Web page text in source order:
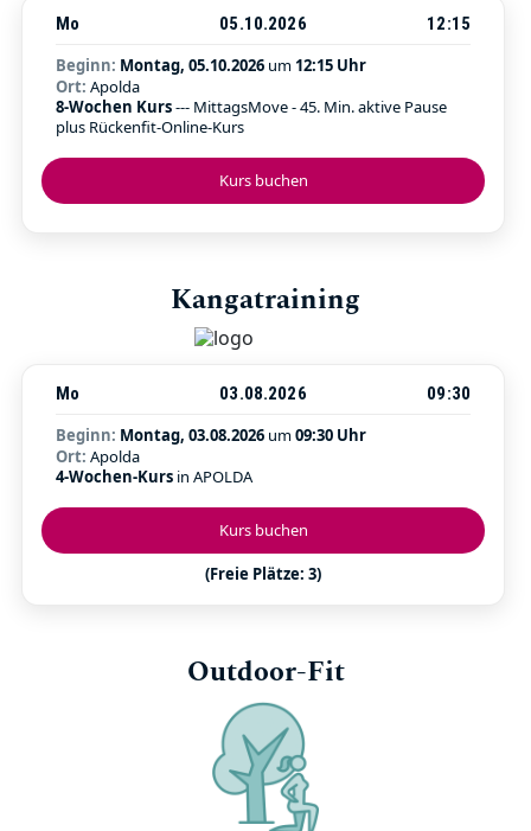
Kurs buchen
Mo 05.10.2026
12:15
Beginn: Montag, 05.10.2026 um 12:15 Uhr
Ort: Apolda
8-Wochen Kurs--- MittagsMove - 45. Min. aktive Pause
plus Rückenfit-Online-Kurs
Kangatraining
Kurs buchen
(Freie Plätze: 3)
Mo 03.08.2026
09:30
Beginn: Montag, 03.08.2026 um09:30 Uhr
Ort: Apolda
4-Wochen-Kurs in APOLDA
Outdoor-Fit